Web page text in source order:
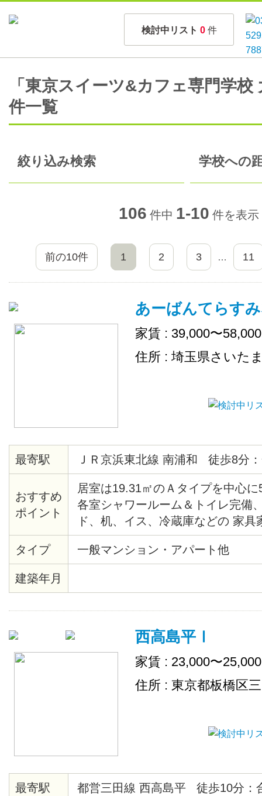
検討中リスト 0 件
「東京スイーツ&カフェ専門学校
件一覧
絞り込み検索 学校への
106 件中 1-10 件を表示
前の10件 1 2 3 … 11
あーばんてらす
家賃 : 39,000〜
住所 : 埼玉県さいた
最寄駅 ＪＲ京浜東北線 南浦和 徒歩8分
おすすめ
ポイント
居室は19.31㎡のＡタイプを中心
各室シャワールーム＆トイレ完備
ド、机、イス、冷蔵庫などの 家具
タイプ 一般マンション・アパート他
建築年月
西高島平Ⅰ
家賃 : 23,000〜
住所 : 東京都板橋区
最寄駅 都営三田線 西高島平 徒歩10分：